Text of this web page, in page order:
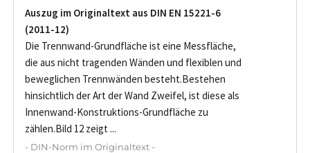
Auszug im Originaltext aus DIN EN 15221-6
(2011-12)
Die Trennwand-Grundfläche ist eine Messfläche,
die aus nicht tragenden Wänden und flexiblen und
beweglichen Trennwänden besteht.Bestehen
hinsichtlich der Art der Wand Zweifel, ist diese als
Innenwand-Konstruktions-Grundfläche zu
zählen.Bild 12 zeigt ...
- DIN-Norm im Originaltext -